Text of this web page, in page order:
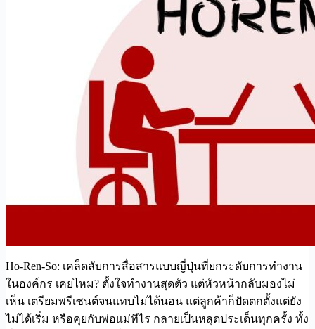
Ho-Ren-So: เคล็ดลับการสื่อสารแบบญี่ปุ่นที่ยกระดับการทำงาน
ในองค์กร เคยไหม? ตั้งใจทำงานสุดตัว แต่หัวหน้ากลับมองไม่
เห็น เตรียมพรีเซนต์จนแทบไม่ได้นอน แต่ลูกค้าก็ปัดตกตั้งแต่ยัง
ไม่ได้เริ่ม หรือคุยกับพ่อแม่ทีไร กลายเป็นหลุดประเด็นทุกครั้ง ทั้ง